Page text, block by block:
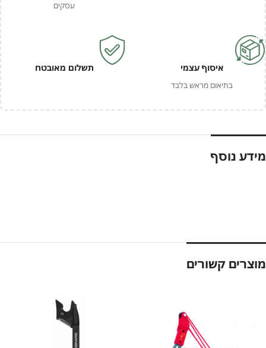
עסקים
איסוף עצמי
בתיאום מראש בלבד
תשלום מאובטח
מידע נוסף
מוצרים קשורים